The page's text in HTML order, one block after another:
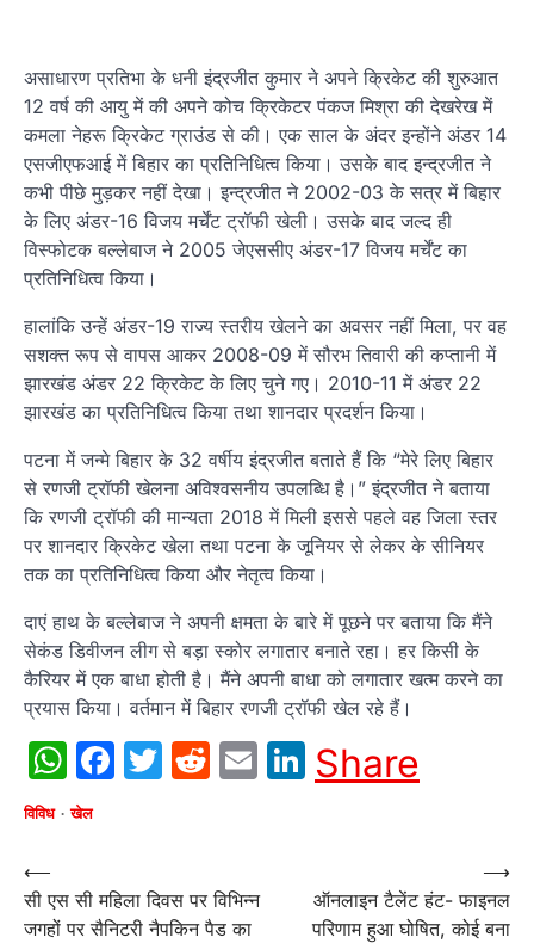
असाधारण प्रतिभा के धनी इंद्रजीत कुमार ने अपने क्रिकेट की शुरुआत
12 वर्ष की आयु में की अपने कोच क्रिकेटर पंकज मिश्रा की देखरेख में
कमला नेहरू क्रिकेट ग्राउंड से की। एक साल के अंदर इन्होंने अंडर 14
एसजीएफआई में बिहार का प्रतिनिधित्व किया। उसके बाद इन्द्रजीत ने
कभी पीछे मुड़कर नहीं देखा। इन्द्रजीत ने 2002-03 के सत्र में बिहार
के लिए अंडर-16 विजय मर्चेंट ट्रॉफी खेली। उसके बाद जल्द ही
विस्फोटक बल्लेबाज ने 2005 जेएससीए अंडर-17 विजय मर्चेंट का
प्रतिनिधित्व किया।
हालांकि उन्हें अंडर-19 राज्य स्तरीय खेलने का अवसर नहीं मिला, पर वह
सशक्त रूप से वापस आकर 2008-09 में सौरभ तिवारी की कप्तानी में
झारखंड अंडर 22 क्रिकेट के लिए चुने गए। 2010-11 में अंडर 22
झारखंड का प्रतिनिधित्व किया तथा शानदार प्रदर्शन किया।
पटना में जन्मे बिहार के 32 वर्षीय इंद्रजीत बताते हैं कि “मेरे लिए बिहार
से रणजी ट्रॉफी खेलना अविश्वसनीय उपलब्धि है।” इंद्रजीत ने बताया
कि रणजी ट्रॉफी की मान्यता 2018 में मिली इससे पहले वह जिला स्तर
पर शानदार क्रिकेट खेला तथा पटना के जूनियर से लेकर के सीनियर
तक का प्रतिनिधित्व किया और नेतृत्व किया।
दाएं हाथ के बल्लेबाज ने अपनी क्षमता के बारे में पूछने पर बताया कि मैंने
सेकंड डिवीजन लीग से बड़ा स्कोर लगातार बनाते रहा। हर किसी के
कैरियर में एक बाधा होती है। मैंने अपनी बाधा को लगातार खत्म करने का
प्रयास किया। वर्तमान में बिहार रणजी ट्रॉफी खेल रहे हैं।
WhatsApp
Facebook
Twitter
Reddit
EmailLinkedIn
Share
विविध खेल
Post
navigation
⟵
सी एस सी महिला दिवस पर विभिन्न
जगहों पर सैनिटरी नैपकिन पैड का
ऑनलाइन टैलेंट हंट- फाइनल
परिणाम हुआ घोषित, कोई बना
⟶